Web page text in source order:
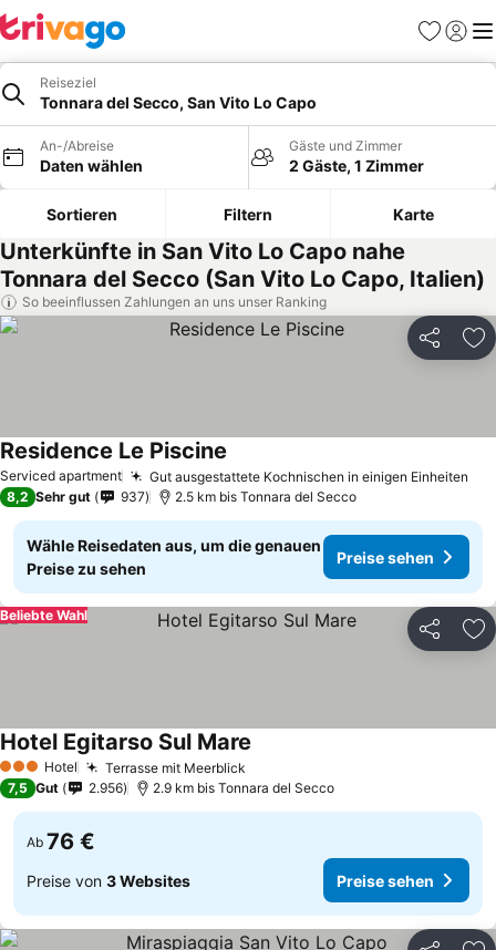
Favoriten
Reiseziel
Tonnara del Secco, San Vito Lo Capo
An-/Abreise
Daten wählen
Gäste und Zimmer
2 Gäste, 1 Zimmer
Sortieren Filtern Karte
Unterkünfte in San Vito Lo Capo nahe
Tonnara del Secco (San Vito Lo Capo, Italien)
So beeinflussen Zahlungen an uns unser Ranking
Teilen
Serviced apartment Gut ausgestattete Kochnischen in einigen Einheiten
Residence Le Piscine
8,2 Sehr gut 937 2.5 km bis Tonnara del Secco
Wähle Reisedaten aus, um die genauen
Preise zu sehen
Preise sehen
Teilen
Beliebte Wahl
3 SterneHotel Terrasse mit Meerblick
Hotel Egitarso Sul Mare
7,5 Gut 2.956 2.9 km bis Tonnara del Secco
Ab 76 €
Preise von 3 Websites Preise sehen